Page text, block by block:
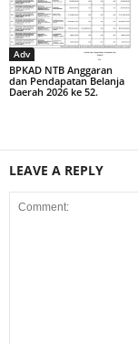
Adv
BPKAD NTB Anggaran
dan Pendapatan Belanja
Daerah 2026 ke 52.
LEAVE A REPLY